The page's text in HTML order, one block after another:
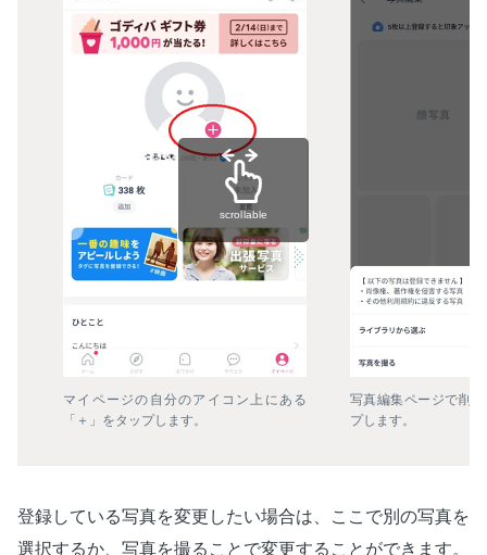
マイページの自分のアイコン上にある
「＋」をタップします。
写真編集ページで削
プします。
scrollable
登録している写真を変更したい場合は、ここで別の写真を
選択するか、写真を撮ることで変更することができます。